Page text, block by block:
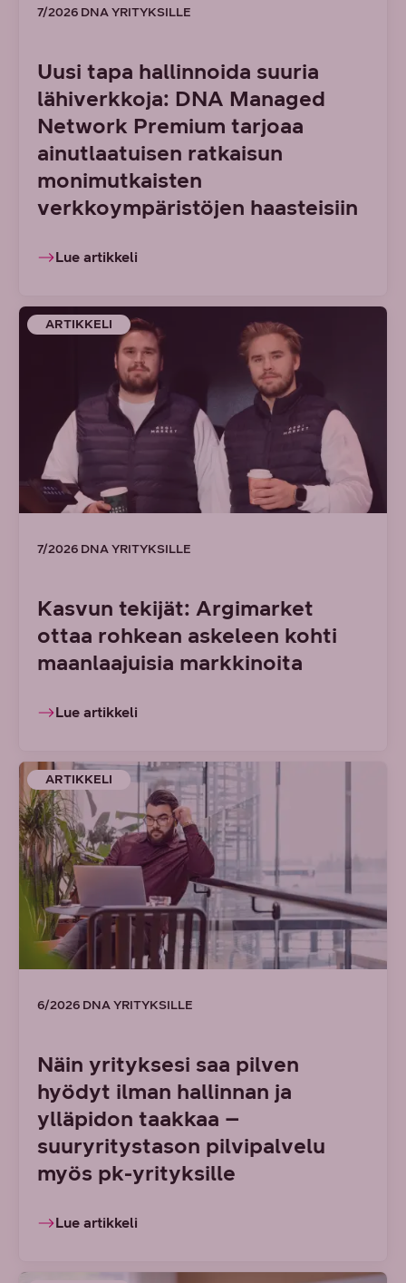
7/2026 DNA YRITYKSILLE
Uusi tapa hallinnoida suuria
lähiverkkoja: DNA Managed
Network Premium tarjoaa
ainutlaatuisen ratkaisun
monimutkaisten
verkkoympäristöjen haasteisiin
Lue artikkeli
ARTIKKELI
7/2026 DNA YRITYKSILLE
Kasvun tekijät: Argimarket
ottaa rohkean askeleen kohti
maanlaajuisia markkinoita
Lue artikkeli
ARTIKKELI
6/2026 DNA YRITYKSILLE
Näin yrityksesi saa pilven
hyödyt ilman hallinnan ja
ylläpidon taakkaa –
suuryritystason pilvipalvelu
myös pk-yrityksille
Lue artikkeli